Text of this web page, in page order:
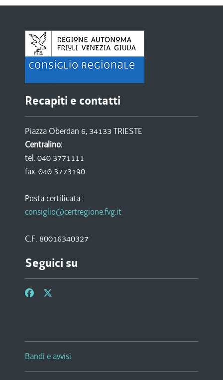
Recapiti e contatti
Piazza Oberdan 6, 34133 TRIESTE
Centralino:
tel. 040 3771111
fax. 040 3773190
Posta certificata:
consiglio@certregione.fvg.it
C.F. 80016340327
Seguici su
Bandi e avvisi